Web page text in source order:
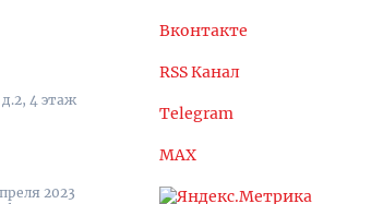
4 этаж
2023
Вконтакте
RSS Канал
Telegram
MAX